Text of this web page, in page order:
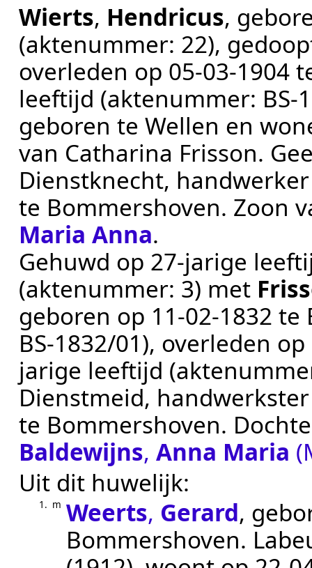
Wierts, Hendricus,
(aktenummer: 22),
overleden op 05‑03‑1904
leeftijd (aktenummer: BS-
geboren te Wellen en
van Catharina Frisson.
Dienstknecht,
te Bommershoven. Zoon
Maria Anna.
Gehuwd op 27-jarige
(aktenummer: 3) met
geboren op 11‑02‑1832 te
BS-1832/01), overleden op
jarige leeftijd
Dienstmeid,
te Bommershoven.
Baldewijns,Anna Maria
Uit dit huwelijk:
1. m Weerts, Gerard,
Bommershoven.